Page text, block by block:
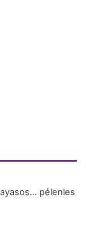
pélenles